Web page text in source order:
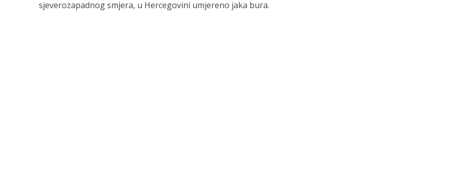
sjeverozapadnog smjera, u Hercegovini umjereno jaka bura.